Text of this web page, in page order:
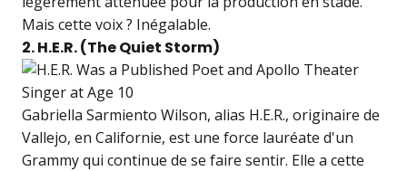
Mais cette voix ? Inégalable.
2. H.E.R. (The Quiet Storm)
Gabriella Sarmiento Wilson, alias H.E.R., originaire de
Vallejo, en Californie, est une force lauréate d'un
Grammy qui continue de se faire sentir. Elle a cette